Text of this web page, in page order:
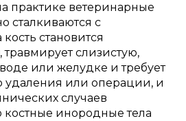
практике ветеринарные
сталкиваются с
становится
слизистую,
или желудке и требует
удаления или операции, и
случаев
костные инородные тела